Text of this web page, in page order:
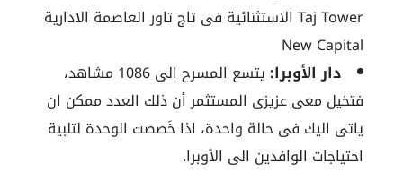
الاستثنائية فى تاج تاور العاصمة الادارية Taj Tower
New Capital
دار الأوبرا:
يتسع المسرح الى 1086 مشاهد،
فتخيل معى عزيزى المستثمر أن ذلك العدد ممكن ان
ياتى اليك فى حالة واحدة، اذا خَصصت الوحدة لتلبية
احتياجات الوافدين الى الأوبرا.